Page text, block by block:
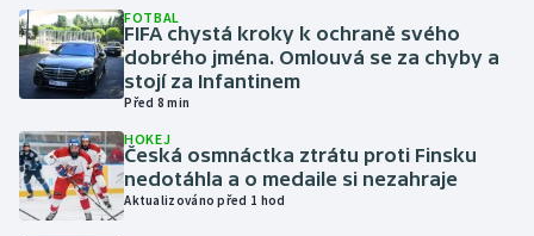
Házená
Jezdectví
Judo
Krasobruslení
FOTBAL
FIFA chystá kroky k ochraně svého
dobrého jména. Omlouvá se za chyby a
stojí za Infantinem
Před 8 min
HOKEJ
Česká osmnáctka ztrátu proti Finsku
nedotáhla a o medaile si nezahraje
Aktualizováno před 1 hod